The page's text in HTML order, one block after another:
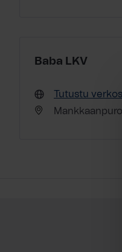
Baba LKV
Tutustu